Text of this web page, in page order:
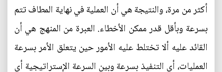
أكثر من مرة، والنتيجة هي أن العملية في نهاية المطاف تتم
بسرعة وبأقل قدر ممكن الأخطاء. العبرة من المنهج هي أن
القائد عليه ألا تختلط عليه الأمور حين يتعلق الأمر بسرعة
العمليات، أي التنفيذ بسرعة وبين السرعة الإستراتيجية أي